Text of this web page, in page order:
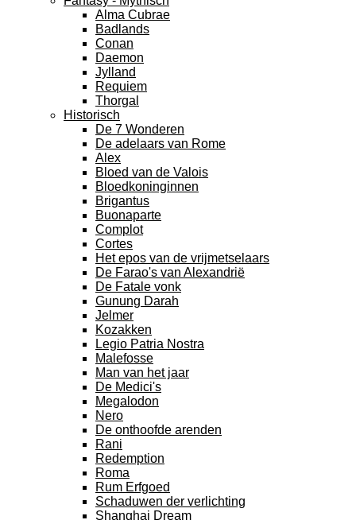
Alma Cubrae
Badlands
Conan
Daemon
Jylland
Requiem
Thorgal
Historisch
De 7 Wonderen
De adelaars van Rome
Alex
Bloed van de Valois
Bloedkoninginnen
Brigantus
Buonaparte
Complot
Cortes
Het epos van de vrijmetselaars
De Farao's van Alexandrië
De Fatale vonk
Gunung Darah
Jelmer
Kozakken
Legio Patria Nostra
Malefosse
Man van het jaar
De Medici's
Megalodon
Nero
De onthoofde arenden
Rani
Redemption
Roma
Rum Erfgoed
Schaduwen der verlichting
Shanghai Dream